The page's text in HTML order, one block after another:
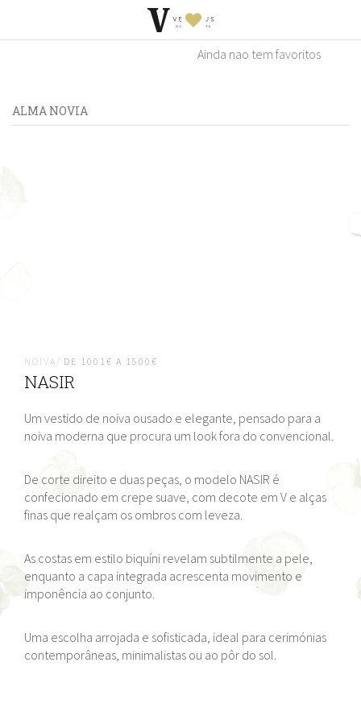
Ainda nao tem favoritos
ALMA NOVIA
NOIVA/ DE 1001€ A 1500€
NASIR
Um vestido de noiva ousado e elegante, pensado para a
noiva moderna que procura um look fora do convencional.
De corte direito e duas peças, o modelo NASIR é
confecionado em crepe suave, com decote em V e alças
finas que realçam os ombros com leveza.
As costas em estilo biquíni revelam subtilmente a pele,
enquanto a capa integrada acrescenta movimento e
imponência ao conjunto.
Uma escolha arrojada e sofisticada, ideal para cerimónias
contemporâneas, minimalistas ou ao pôr do sol.